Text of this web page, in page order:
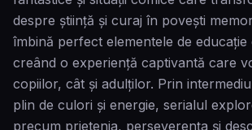
despre știință și curaj în povești
îmbină perfect elementele de
creând o experiență captivantă care
copiilor, cât și adulților. Prin
plin de culori și energie, serialul
precum prietenia, perseverența și